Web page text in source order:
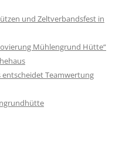
und Zeltverbandsfest in
Mühlengrund Hütte“
entscheidet Teamwertung